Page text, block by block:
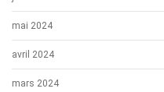
mai 2024
avril 2024
mars 2024